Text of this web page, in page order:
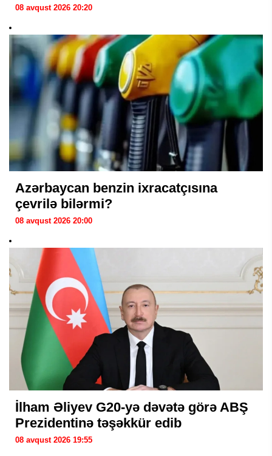
08 avqust 2026 20:20
Azərbaycan benzin ixracatçısına
çevrilə bilərmi?
08 avqust 2026 20:00
İlham Əliyev G20-yə dəvətə görə ABŞ
Prezidentinə təşəkkür edib
08 avqust 2026 19:55